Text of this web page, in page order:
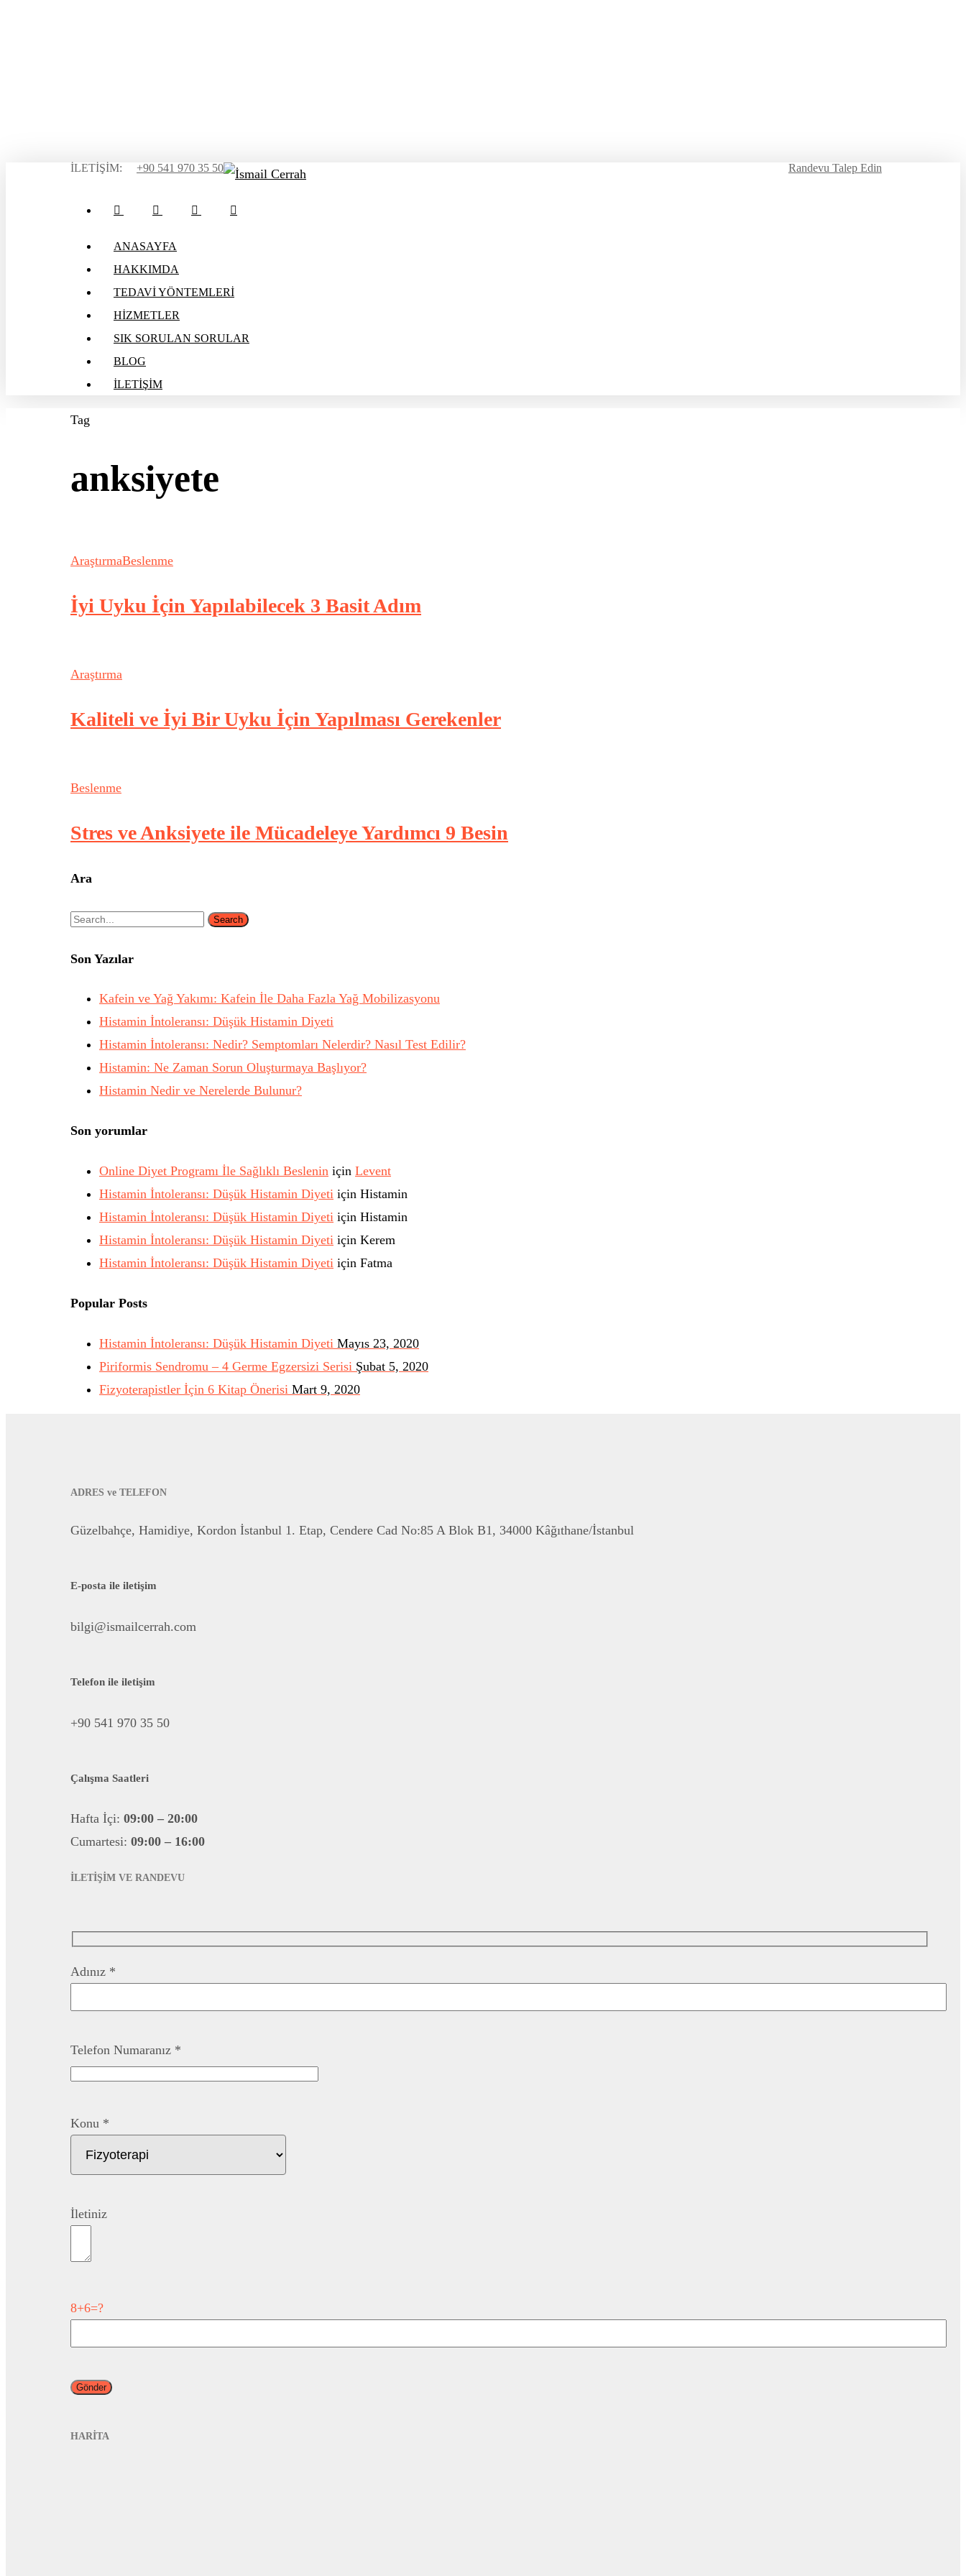
İLETİŞİM: +90 541 970 35 50 Randevu Talep Edin
instagramwhatsappphone email
Menu
Menu
ANASAYFA
HAKKIMDA
TEDAVİ YÖNTEMLERİ
HİZMETLER
SIK SORULAN SORULAR
BLOG
İLETİŞİM
Tag
anksiyete
AraştırmaBeslenme
İyi Uyku İçin Yapılabilecek 3 Basit Adım
Araştırma
Kaliteli ve İyi Bir Uyku İçin Yapılması Gerekenler
Beslenme
Stres ve Anksiyete ile Mücadeleye Yardımcı 9 Besin
Ara
Search
Son Yazılar
Kafein ve Yağ Yakımı: Kafein İle Daha Fazla Yağ Mobilizasyonu
Histamin İntoleransı: Düşük Histamin Diyeti
Histamin İntoleransı: Nedir? Semptomları Nelerdir? Nasıl Test Edilir?
Histamin: Ne Zaman Sorun Oluşturmaya Başlıyor?
Histamin Nedir ve Nerelerde Bulunur?
Son yorumlar
Online Diyet Programı İle Sağlıklı Beslenin için Levent
Histamin İntoleransı: Düşük Histamin Diyeti için Histamin
Histamin İntoleransı: Düşük Histamin Diyeti için Histamin
Histamin İntoleransı: Düşük Histamin Diyeti için Kerem
Histamin İntoleransı: Düşük Histamin Diyeti için Fatma
Popular Posts
Histamin İntoleransı: Düşük Histamin Diyeti Mayıs 23, 2020
Piriformis Sendromu – 4 Germe Egzersizi Serisi Şubat 5, 2020
Fizyoterapistler İçin 6 Kitap Önerisi Mart 9, 2020
ADRES ve TELEFON
Güzelbahçe, Hamidiye, Kordon İstanbul 1. Etap, Cendere Cad No:85 A Blok B1, 34000 Kâğıthane/İstanbul
E-posta ile iletişim
bilgi@ismailcerrah.com
Telefon ile iletişim
+90 541 970 35 50
Çalışma Saatleri
Hafta İçi: 09:00 – 20:00
Cumartesi: 09:00 – 16:00
İLETİŞİM VE RANDEVU
Adınız *
Telefon Numaranız *
Konu *
İletiniz
8+6=?
HARİTA